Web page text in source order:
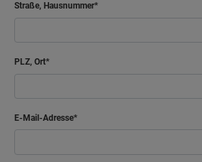
Straße, Hausnummer
PLZ, Ort
E-Mail-Adresse